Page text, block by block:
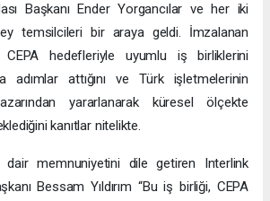
Başkanı Ender Yorgancılar ve her iki
temsilcileri bir araya geldi. İmzalanan
CEPA hedefleriyle uyumlu iş birliklerini
adımlar attığını ve Türk işletmelerinin
yararlanarak küresel ölçekte
kanıtlar nitelikte.
dair memnuniyetini dile getiren Interlink
Bessam Yıldırım “Bu iş birliği, CEPA